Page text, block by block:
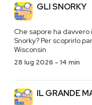
GLI SNORKY
Che sapore ha davvero
Snorky? Per scoprirlo
Wisconsin
28 lug 2026 - 14 min
IL GRANDE